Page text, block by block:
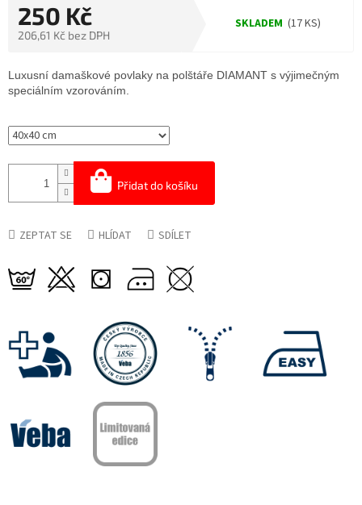
250 Kč
206,61 Kč bez DPH
SKLADEM (17 KS)
Přidat do košíku
Luxusní damaškové povlaky na polštáře DIAMANT s výjimečným
speciálním vzorováním.
ZEPTAT SE HLÍDAT SDÍLET